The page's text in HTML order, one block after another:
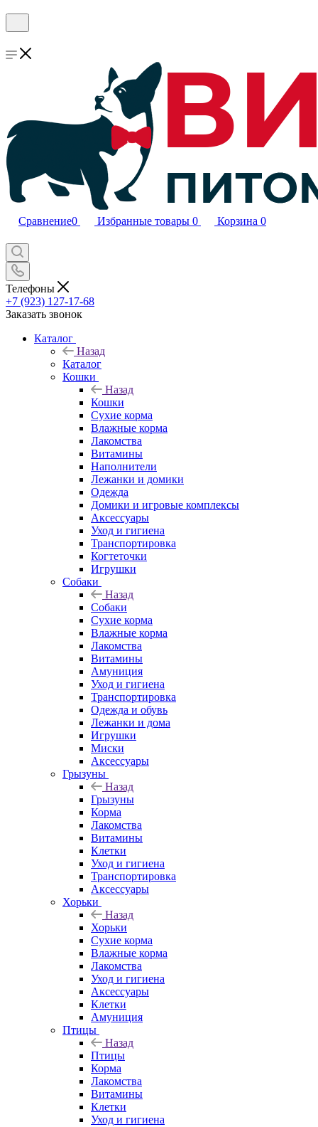
Сравнение0 Избранные товары 0 Корзина 0
Телефоны
+7 (923) 127-17-68
Заказать звонок
Каталог
Назад
Каталог
Кошки
Назад
Кошки
Сухие корма
Влажные корма
Лакомства
Витамины
Наполнители
Лежанки и домики
Одежда
Домики и игровые комплексы
Аксессуары
Уход и гигиена
Транспортировка
Когтеточки
Игрушки
Собаки
Назад
Собаки
Сухие корма
Влажные корма
Лакомства
Витамины
Амуниция
Уход и гигиена
Транспортировка
Одежда и обувь
Лежанки и дома
Игрушки
Миски
Аксессуары
Грызуны
Назад
Грызуны
Корма
Лакомства
Витамины
Клетки
Уход и гигиена
Транспортировка
Аксессуары
Хорьки
Назад
Хорьки
Сухие корма
Влажные корма
Лакомства
Уход и гигиена
Аксессуары
Клетки
Амуниция
Птицы
Назад
Птицы
Корма
Лакомства
Витамины
Клетки
Уход и гигиена